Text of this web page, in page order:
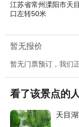
江苏省常州溧阳市天
口左转50米
暂无报价
暂无门票预订，我们
看了该景点的
天目